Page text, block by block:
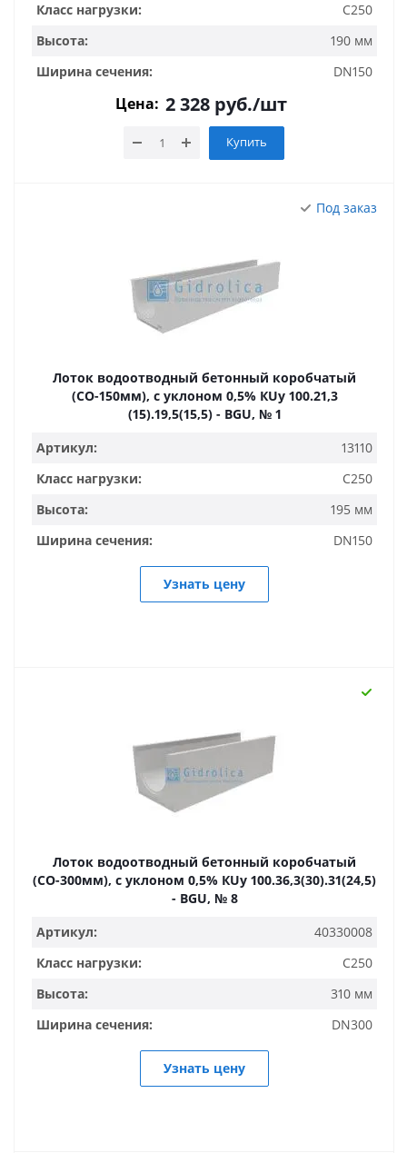
Класс нагрузки:
C250
Высота:
190 мм
Ширина сечения:
DN150
Цена: 2 328 руб./шт
Купить
Под заказ
Лоток водоотводный бетонный коробчатый
(СО-150мм), с уклоном 0,5% КUу 100.21,3
(15).19,5(15,5) - BGU, № 1
Артикул:
13110
Класс нагрузки:
C250
Высота:
195 мм
Ширина сечения:
DN150
Узнать цену
Лоток водоотводный бетонный коробчатый
(СО-300мм), с уклоном 0,5% КUу 100.36,3(30).31(24,5)
- BGU, № 8
Артикул:
40330008
Класс нагрузки:
C250
Высота:
310 мм
Ширина сечения:
DN300
Узнать цену